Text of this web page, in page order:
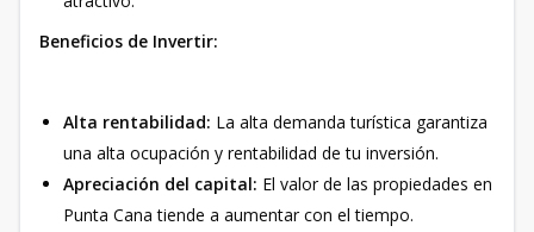
Beneficios de Invertir:
Alta rentabilidad: La alta demanda turística garantiza
una alta ocupación y rentabilidad de tu inversión.
Apreciación del capital: El valor de las propiedades en
Punta Cana tiende a aumentar con el tiempo.